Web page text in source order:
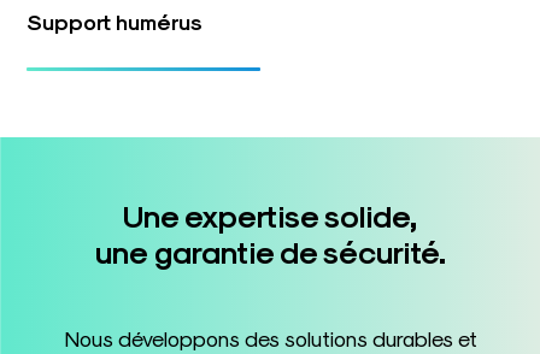
Support humérus
Une expertise solide,
une garantie de sécurité.
Nous développons des solutions durables et